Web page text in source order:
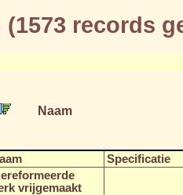
records
Naam
Specificatie
vrijgemaakt